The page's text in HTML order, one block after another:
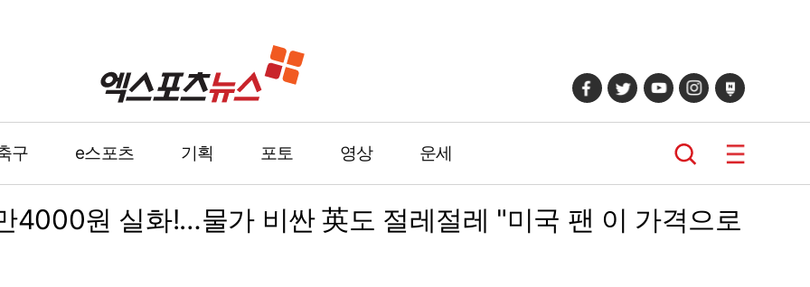
구 e스포츠 기획 포토 영상 운세
4000원 실화!…물가 비싼 英도 절레절레 "미국 팬 이 가격으로